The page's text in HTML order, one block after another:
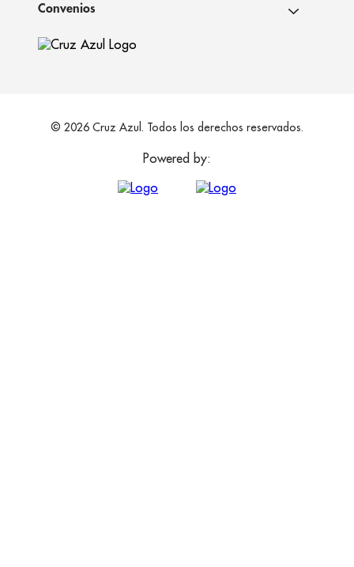
Convenios
© 2026 Cruz Azul. Todos los derechos reservados.
Powered by: